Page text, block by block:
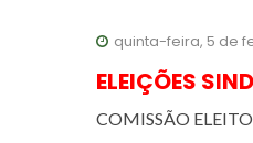
quinta-feira, 5 de
ELEIÇÕES
COMISSÃO